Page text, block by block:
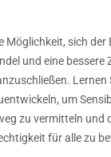
Möglichkeit, sich
und eine bessere
Lernen
um
zu vermitteln und
für alle zu